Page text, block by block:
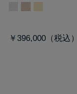
￥396,000